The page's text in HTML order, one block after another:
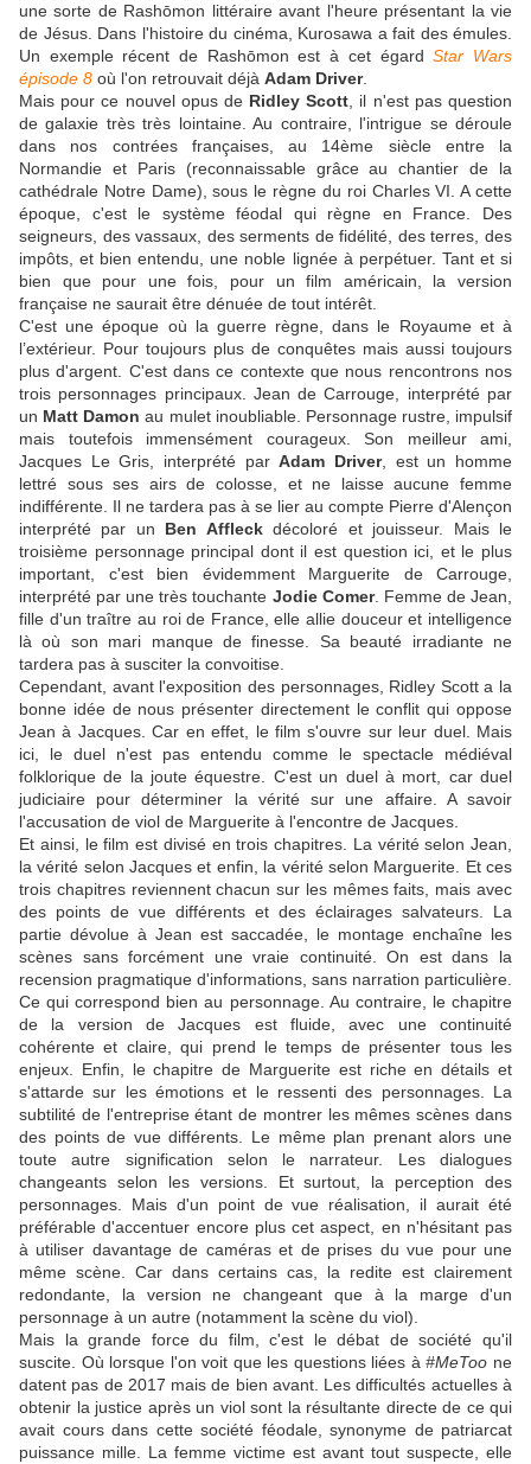
une sorte de Rashōmon littéraire avant l'heure présentant la vie
de Jésus. Dans l'histoire du cinéma, Kurosawa a fait des émules.
Un exemple récent de Rashōmon est à cet égardStar Wars
épisode 8 où l'on retrouvait déjà Adam Driver.
Mais pour ce nouvel opus de Ridley Scott , il n'est pas question
de galaxie très très lointaine. Au contraire, l'intrigue se déroule
dans nos contrées françaises, au 14ème siècle entre la
Normandie et Paris (reconnaissable grâce au chantier de la
cathédrale Notre Dame), sous le règne du roi Charles VI. A cette
époque, c'est le système féodal qui règne en France. Des
seigneurs, des vassaux, des serments de fidélité, des terres, des
impôts, et bien entendu, une noble lignée à perpétuer. Tant et si
bien que pour une fois, pour un film américain, la version
française ne saurait être dénuée de tout intérêt.
C'est une époque où la guerre règne, dans le Royaume et à
l’extérieur. Pour toujours plus de conquêtes mais aussi toujours
plus d'argent. C'est dans ce contexte que nous rencontrons nos
trois personnages principaux. Jean de Carrouge, interprété par
un Matt Damon au mulet inoubliable. Personnage rustre, impulsif
mais toutefois immensément courageux. Son meilleur ami,
Jacques Le Gris, interprété parAdam Driver, est un homme
lettré sous ses airs de colosse, et ne laisse aucune femme
indifférente. Il ne tardera pas à se lier au compte Pierre d'Alençon
interprété par un Ben Affleckdécoloré et jouisseur. Mais le
troisième personnage principal dont il est question ici, et le plus
important, c'est bien évidemment Marguerite de Carrouge,
interprété par une très touchante Jodie Comer. Femme de Jean,
fille d'un traître au roi de France, elle allie douceur et intelligence
là où son mari manque de finesse. Sa beauté irradiante ne
tardera pas à susciter la convoitise.
Cependant, avant l'exposition des personnages, Ridley Scott a la
bonne idée de nous présenter directement le conflit qui oppose
Jean à Jacques. Car en effet, le film s'ouvre sur leur duel. Mais
ici, le duel n'est pas entendu comme le spectacle médiéval
folklorique de la joute équestre. C'est un duel à mort, car duel
judiciaire pour déterminer la vérité sur une affaire. A savoir
l'accusation de viol de Marguerite à l'encontre de Jacques.
Et ainsi, le film est divisé en trois chapitres. La vérité selon Jean,
la vérité selon Jacques et enfin, la vérité selon Marguerite. Et ces
trois chapitres reviennent chacun sur les mêmes faits, mais avec
des points de vue différents et des éclairages salvateurs. La
partie dévolue à Jean est saccadée, le montage enchaîne les
scènes sans forcément une vraie continuité. On est dans la
recension pragmatique d'informations, sans narration particulière.
Ce qui correspond bien au personnage. Au contraire, le chapitre
de la version de Jacques est fluide, avec une continuité
cohérente et claire, qui prend le temps de présenter tous les
enjeux. Enfin, le chapitre de Marguerite est riche en détails et
s'attarde sur les émotions et le ressenti des personnages. La
subtilité de l'entreprise étant de montrer les mêmes scènes dans
des points de vue différents. Le même plan prenant alors une
toute autre signification selon le narrateur. Les dialogues
changeants selon les versions. Et surtout, la perception des
personnages. Mais d'un point de vue réalisation, il aurait été
préférable d'accentuer encore plus cet aspect, en n'hésitant pas
à utiliser davantage de caméras et de prises du vue pour une
même scène. Car dans certains cas, la redite est clairement
redondante, la version ne changeant que à la marge d'un
personnage à un autre (notamment la scène du viol).
Mais la grande force du film, c'est le débat de société qu'il
suscite. Où lorsque l'on voit que les questions liées à#MeToo ne
datent pas de 2017 mais de bien avant. Les difficultés actuelles à
obtenir la justice après un viol sont la résultante directe de ce qui
avait cours dans cette société féodale, synonyme de patriarcat
puissance mille. La femme victime est avant tout suspecte, elle